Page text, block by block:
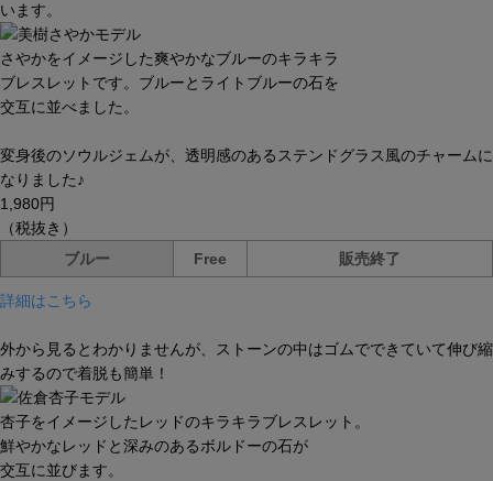
います。
さやかをイメージした爽やかなブルーのキラキラ
ブレスレットです。ブルーとライトブルーの石を
交互に並べました。
変身後のソウルジェムが、透明感のあるステンドグラス風のチャームに
なりました♪
1,980円
（税抜き）
ブルー
Free 販売終了
詳細はこちら
外から見るとわかりませんが、ストーンの中はゴムでできていて伸び縮
みするので着脱も簡単！
杏子をイメージしたレッドのキラキラブレスレット。
鮮やかなレッドと深みのあるボルドーの石が
交互に並びます。